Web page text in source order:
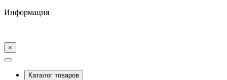
Информация
×
Каталог товаров